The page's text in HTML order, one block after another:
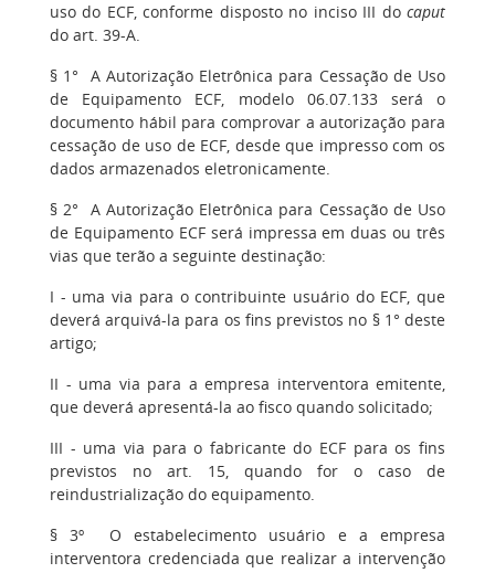
uso do ECF, conforme disposto no inciso III do caput
do art. 39-A.
§ 1° A Autorização Eletrônica para Cessação de Uso
de Equipamento ECF, modelo 06.07.133 será o
documento hábil para comprovar a autorização para
cessação de uso de ECF, desde que impresso com os
dados armazenados eletronicamente.
§ 2° A Autorização Eletrônica para Cessação de Uso
de Equipamento ECF será impressa em duas ou três
vias que terão a seguinte destinação:
I - uma via para o contribuinte usuário do ECF, que
deverá arquivá-la para os fins previstos no § 1° deste
artigo;
II - uma via para a empresa interventora emitente,
que deverá apresentá-la ao fisco quando solicitado;
III - uma via para o fabricante do ECF para os fins
previstos no art. 15, quando for o caso de
reindustrialização do equipamento.
§ 3º O estabelecimento usuário e a empresa
interventora credenciada que realizar a intervenção